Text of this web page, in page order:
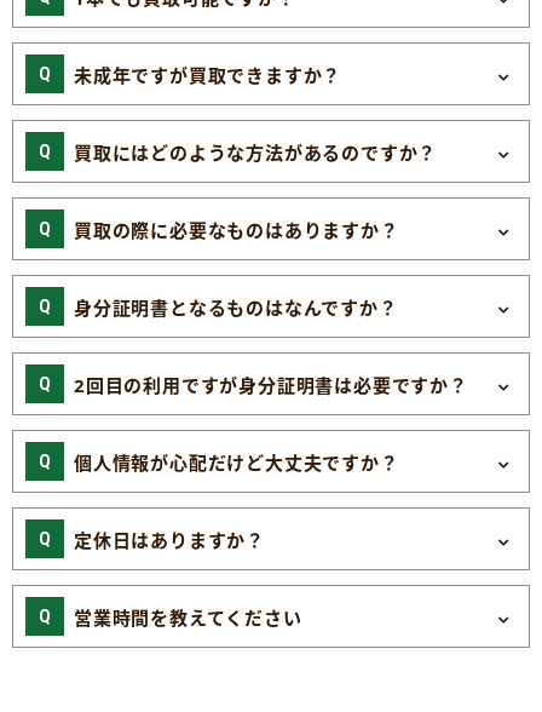
未成年ですが買取できますか？
買取にはどのような方法があるのですか？
買取の際に必要なものはありますか？
身分証明書となるものはなんですか？
2回目の利用ですが身分証明書は必要ですか？
個人情報が心配だけど大丈夫ですか？
定休日はありますか？
営業時間を教えてください